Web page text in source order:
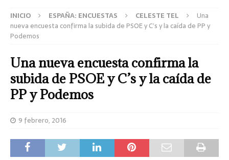
INICIO ESPAÑA: ENCUESTAS CELESTE TEL
Una
nueva encuesta confirma la subida de PSOE y C’s y la caída de PP y
Podemos
Una nueva encuesta confirma la
subida de PSOE y C’s y la caída de
PP y Podemos
9 febrero, 2016